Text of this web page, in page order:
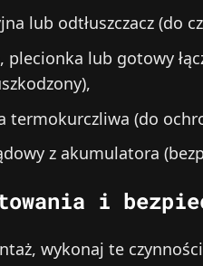
lub odtłuszczacz (do
plecionka lub gotowy
termokurczliwa (do
z akumulatora
i
wykonaj te